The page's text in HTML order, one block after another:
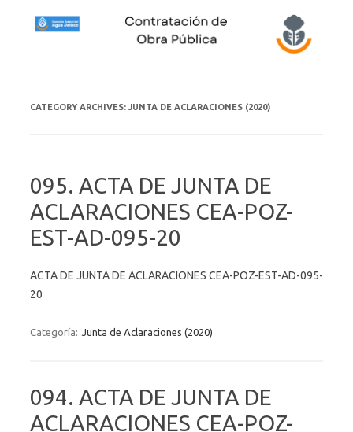
CATEGORY ARCHIVES: JUNTA DE ACLARACIONES (2020)
095. ACTA DE JUNTA DE
ACLARACIONES CEA-POZ-
EST-AD-095-20
ACTA DE JUNTA DE ACLARACIONES CEA-POZ-EST-AD-095-
20
Categoría: Junta de Aclaraciones (2020)
094. ACTA DE JUNTA DE
ACLARACIONES CEA-POZ-